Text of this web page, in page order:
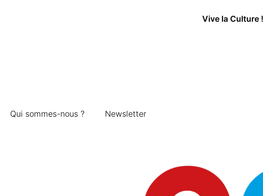
Vive la Culture
Qui sommes-nous ? Newsletter